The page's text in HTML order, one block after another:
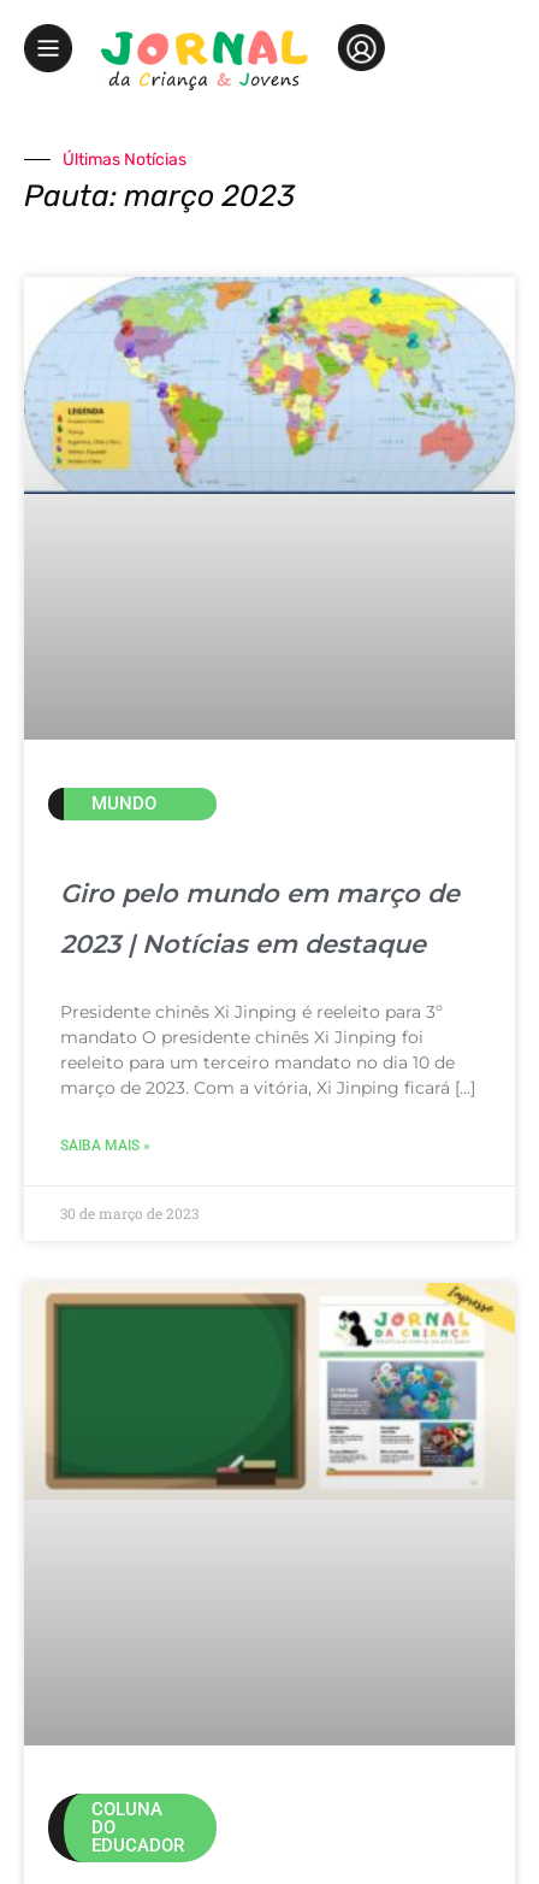
Últimas Notícias
Pauta: março 2023
MUNDO
Giro pelo mundo em março de
2023 | Notícias em destaque
Presidente chinês Xi Jinping é reeleito para 3º
mandato O presidente chinês Xi Jinping foi
reeleito para um terceiro mandato no dia 10 de
março de 2023. Com a vitória, Xi Jinping ficará […]
SAIBA MAIS »
30 de março de 2023
COLUNA
DO
EDUCADOR